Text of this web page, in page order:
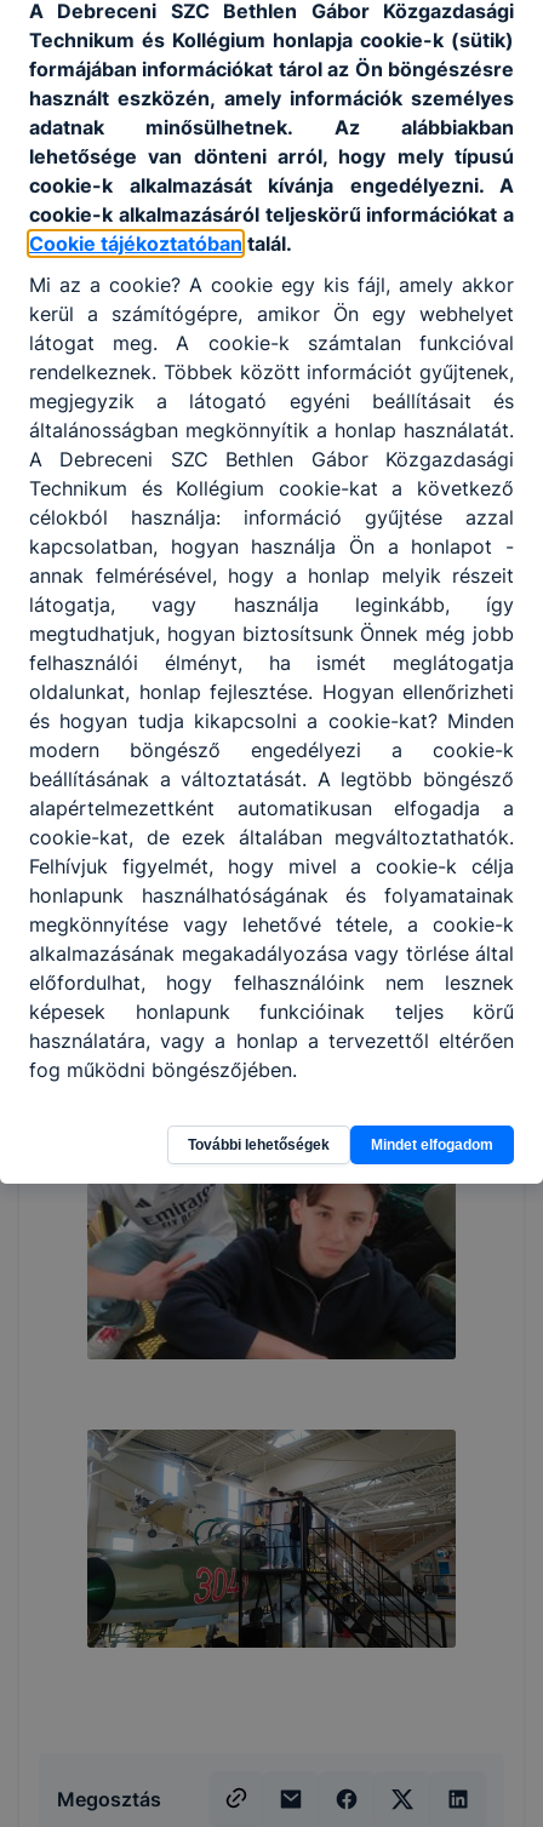
Megosztás
A Debreceni SZC Bethlen Gábor Közgazdasági
Technikum és Kollégium honlapja cookie-k (sütik)
formájában információkat tárol az Ön böngészésre
használt eszközén, amely információk személyes
adatnak minősülhetnek. Az alábbiakban
lehetősége van dönteni arról, hogy mely típusú
cookie-k alkalmazását kívánja engedélyezni. A
cookie-k alkalmazásáról teljeskörű információkat a
Cookie tájékoztatóban talál.
Mi az a cookie? A cookie egy kis fájl, amely akkor
kerül a számítógépre, amikor Ön egy webhelyet
látogat meg. A cookie-k számtalan funkcióval
rendelkeznek. Többek között információt gyűjtenek,
megjegyzik a látogató egyéni beállításait és
általánosságban megkönnyítik a honlap használatát.
A Debreceni SZC Bethlen Gábor Közgazdasági
Technikum és Kollégium cookie-kat a következő
célokból használja: információ gyűjtése azzal
kapcsolatban, hogyan használja Ön a honlapot -
annak felmérésével, hogy a honlap melyik részeit
látogatja, vagy használja leginkább, így
megtudhatjuk, hogyan biztosítsunk Önnek még jobb
felhasználói élményt, ha ismét meglátogatja
oldalunkat, honlap fejlesztése. Hogyan ellenőrizheti
és hogyan tudja kikapcsolni a cookie-kat? Minden
modern böngésző engedélyezi a cookie-k
beállításának a változtatását. A legtöbb böngésző
alapértelmezettként automatikusan elfogadja a
cookie-kat, de ezek általában megváltoztathatók.
Felhívjuk figyelmét, hogy mivel a cookie-k célja
honlapunk használhatóságának és folyamatainak
megkönnyítése vagy lehetővé tétele, a cookie-k
alkalmazásának megakadályozása vagy törlése által
előfordulhat, hogy felhasználóink nem lesznek
képesek honlapunk funkcióinak teljes körű
használatára, vagy a honlap a tervezettől eltérően
fog működni böngészőjében.
További lehetőségek Mindet elfogadom